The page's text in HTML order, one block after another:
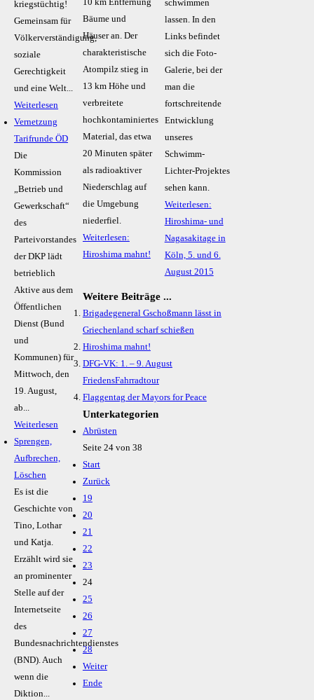
kriegstüchtig!
Gemeinsam für
Völkerverständigung,
soziale
Gerechtigkeit
und eine Welt...
Weiterlesen
Vernetzung
Tarifrunde ÖD
Die
Kommission
„Betrieb und
Gewerkschaft“
des
Parteivorstandes
der DKP lädt
betrieblich
Aktive aus dem
Öffentlichen
Dienst (Bund
und
Kommunen) für
Mittwoch, den
19. August,
ab...
Weiterlesen
Sprengen,
Aufbrechen,
Löschen
Es ist die
Geschichte von
Tino, Lothar
und Katja.
Erzählt wird sie
an prominenter
Stelle auf der
Internetseite
des
Bundesnachrichtendienstes
(BND). Auch
wenn die
Diktion...
10 km Entfernung
Bäume und
Häuser an. Der
charakteristische
Atompilz stieg in
13 km Höhe und
verbreitete
hochkontaminiertes
Material, das etwa
20 Minuten später
als radioaktiver
Niederschlag auf
die Umgebung
niederfiel.
Weiterlesen:
Hiroshima mahnt!
schwimmen
lassen. In den
Links befindet
sich die Foto-
Galerie, bei der
man die
fortschreitende
Entwicklung
unseres
Schwimm-
Lichter-Projektes
sehen kann.
Weiterlesen:
Hiroshima- und
Nagasakitage in
Köln, 5. und 6.
August 2015
Weitere Beiträge ...
Brigadegeneral Gschoßmann lässt in
Griechenland scharf schießen
Hiroshima mahnt!
DFG-VK: 1. – 9. August
FriedensFahrradtour
Flaggentag der Mayors for Peace
Unterkategorien
Abrüsten
Seite 24 von 38
Start
Zurück
19
20
21
22
23
24
25
26
27
28
Weiter
Ende